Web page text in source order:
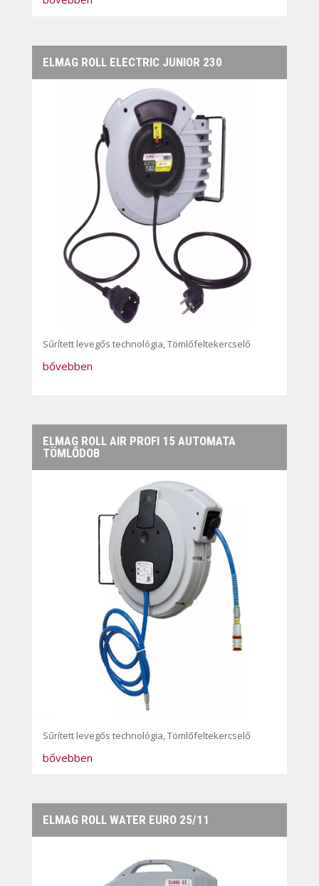
ELMAG ROLL ELECTRIC JUNIOR 230
Sűrített levegős technológia,Tömlőfeltekercselő
bővebben
ELMAG ROLL AIR PROFI 15 AUTOMATA
TÖMLŐDOB
Sűrített levegős technológia,Tömlőfeltekercselő
bővebben
ELMAG ROLL WATER EURO 25/11